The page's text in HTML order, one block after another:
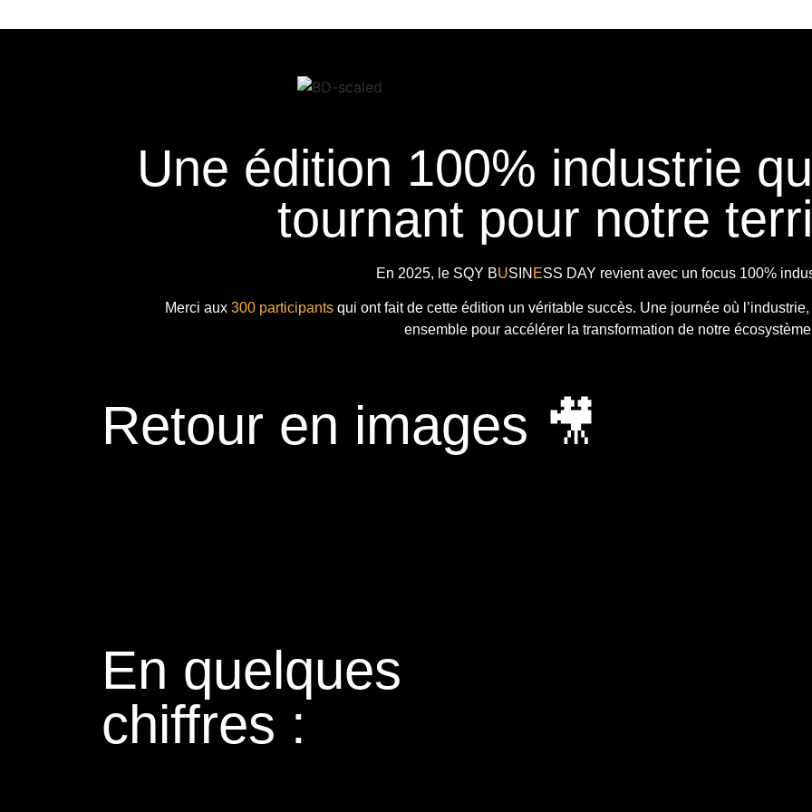
Une édition 100% industrie
tournant pour notre
En 2025, le SQY BUSIN ESS DAY revient avec un focus 100%
Merci aux 300 participantsqui ont fait de cette édition un véritable succès. Une journée où
ensemble pour accélérer la transformation de notre
Retour en images 🎥
En quelques
chiffres :